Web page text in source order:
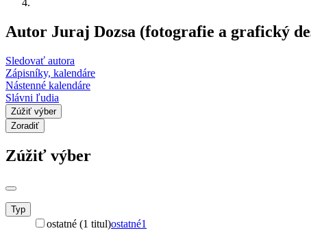
Autor Juraj Dozsa (fotografie a grafický
Sledovať autora
Zápisníky, kalendáre
Nástenné kalendáre
Slávni ľudia
Zúžiť výber
Zoradiť
Zúžiť výber
Typ
ostatné (1 titul)ostatné1